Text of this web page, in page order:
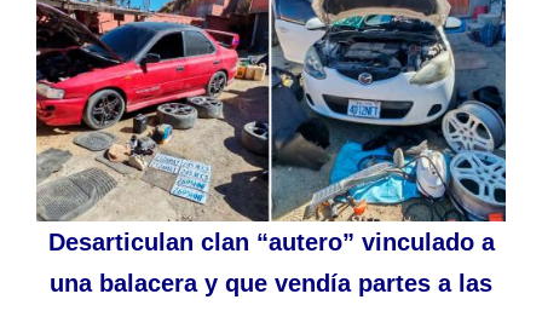
Desarticulan clan “autero” vinculado a
una balacera y que vendía partes a las